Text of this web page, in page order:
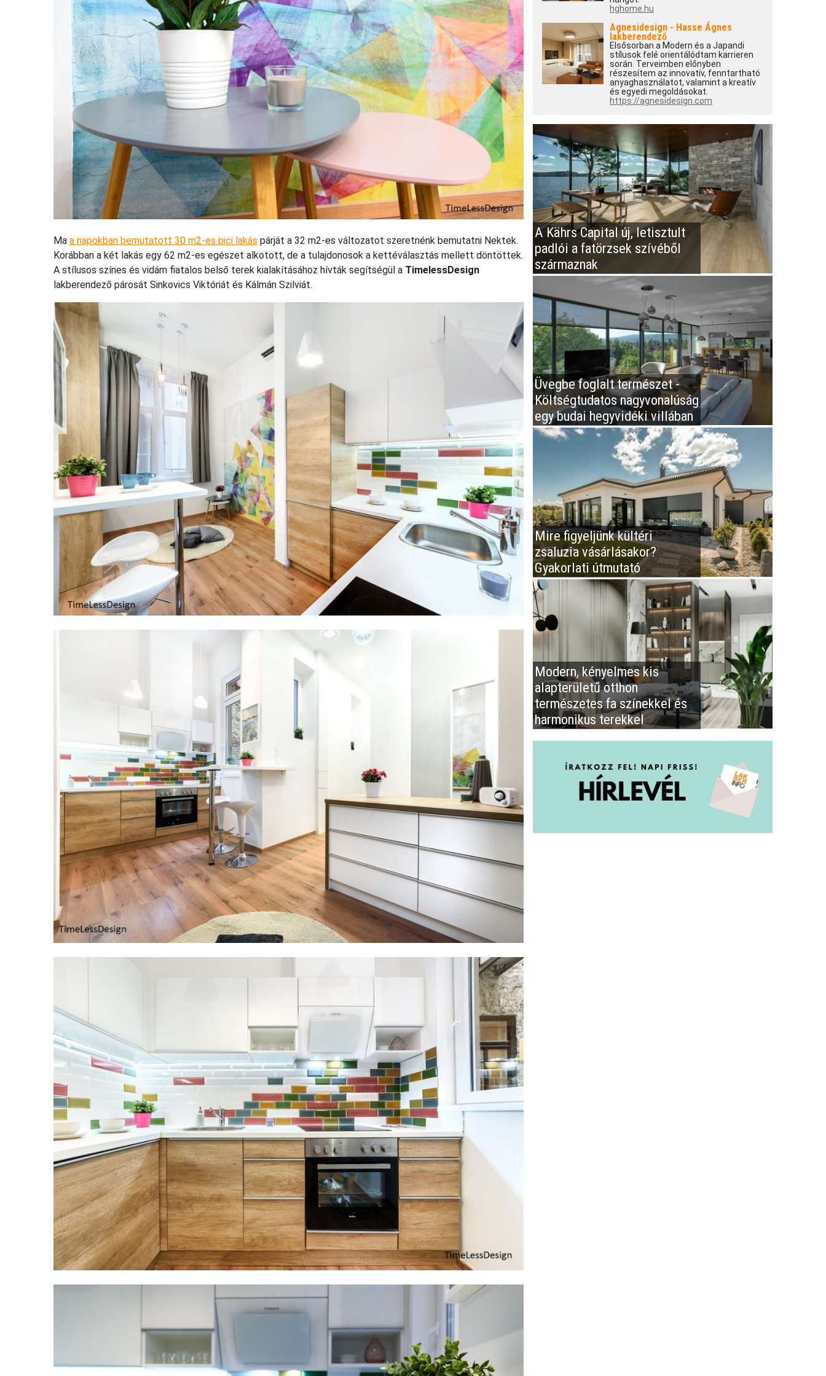
Ma a napokban bemutatott 30 m2-es pici lakás párját a 32 m2-es változatot szeretnénk bemutatni Nektek.
Korábban a két lakás egy 62 m2-es egészet alkotott, de a tulajdonosok a kettéválasztás mellett döntöttek.
A stílusos színes és vidám fiatalos belső terek kialakításához hívták segítségül a TimelessDesign
lakberendező párosát Sinkovics Viktóriát és Kálmán Szilviát.
hghome.hu
Agnesidesign - Hasse Ágnes
lakberendező
Elsősorban a Modern és a Japandi
stílusok felé orientálódtam karrieren
során. Terveimben előnyben
részesítem az innovatív, fenntartható
anyaghasználatot, valamint a kreatív
és egyedi megoldásokat.
https://agnesidesign.com
A Kährs Capital új, letisztult
padlói a fatörzsek szívéből
származnak
Üvegbe foglalt természet -
Költségtudatos nagyvonalúság
egy budai hegyvidéki villában
Mire figyeljünk kültéri
zsaluzia vásárlásakor?
Gyakorlati útmutató
Modern, kényelmes kis
alapterületű otthon
természetes fa színekkel és
harmonikus terekkel